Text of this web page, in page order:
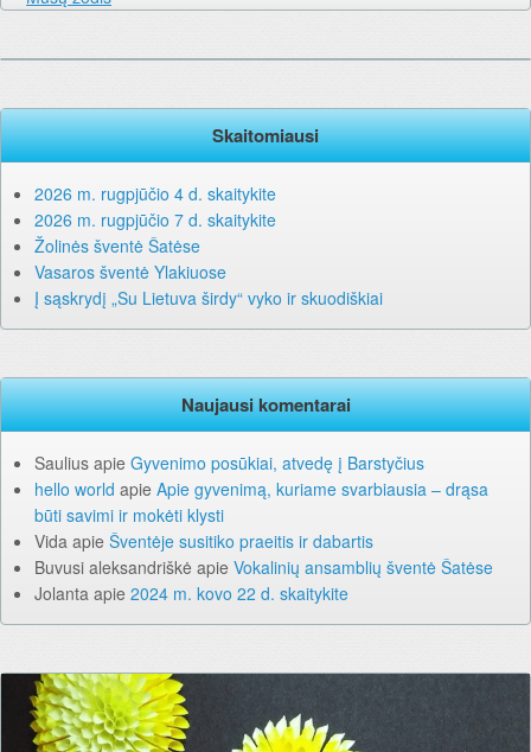
Skaitomiausi
2026 m. rugpjūčio 4 d. skaitykite
2026 m. rugpjūčio 7 d. skaitykite
Žolinės šventė Šatėse
Vasaros šventė Ylakiuose
Į sąskrydį „Su Lietuva širdy“ vyko ir skuodiškiai
Naujausi komentarai
Saulius apie Gyvenimo posūkiai, atvedę į Barstyčius
hello world apie Apie gyvenimą, kuriame svarbiausia – drąsa
būti savimi ir mokėti klysti
Vida apie Šventėje susitiko praeitis ir dabartis
Buvusi aleksandriškė apie Vokalinių ansamblių šventė Šatėse
Jolanta apie 2024 m. kovo 22 d. skaitykite